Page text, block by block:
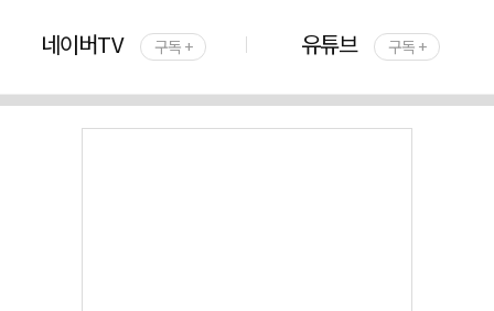
네이버TV 구독 + 유튜브 구독 +